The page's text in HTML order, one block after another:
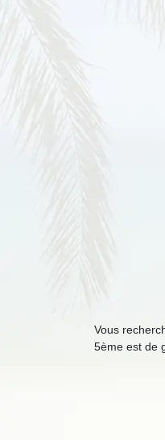
Vous
5ème est de